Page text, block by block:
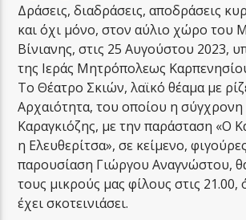
Δράσεις, διαδράσεις, αποδράσεις
και όχι μόνο, στον αύλιο χώρο του
Βίνιανης, στις 25 Αυγούστου 2023,
της Ιεράς Μητρόπολεως
Το Θέατρο Σκιών, λαϊκό θέαμα με
Αρχαιότητα, του οποίου η σύγχρονη
Καραγκιόζης, με την παράσταση «Ο
η Ελευθερίτσα», σε κείμενο,
παρουσίαση Γιώργου Αναγνώστου,
τους μικρούς μας φίλους στις 21.00,
έχει σκοτεινιάσει.